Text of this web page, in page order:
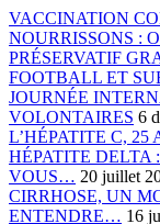
VACCINATION
NOURRISSONS :
PRÉSERVATIF
FOOTBALL ET
JOURNÉE
VOLONTAIRES 6
L’HÉPATITE C, 25
HÉPATITE DELTA
VOUS… 20 juillet
CIRRHOSE, UN
ENTENDRE… 16